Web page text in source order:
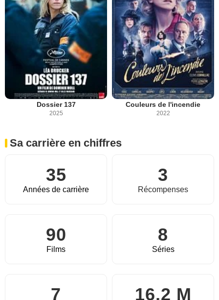
Dossier 137
2025
Couleurs de l'incendie
2022
Sa carrière en chiffres
35
Années de carrière
3
Récompenses
90
Films
8
Séries
7 16,2 M